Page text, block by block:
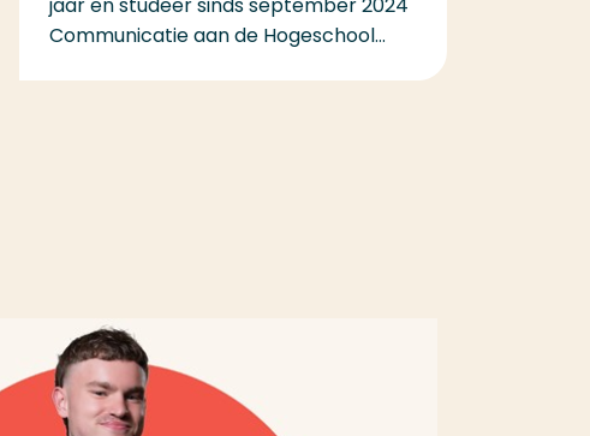
Communicatie aan de Hogeschool...